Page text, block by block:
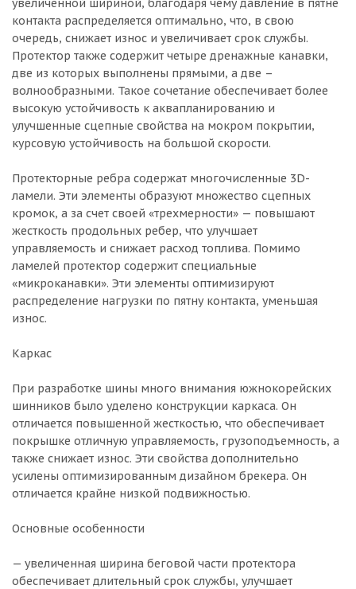
увеличенной шириной, благодаря чему давление в пятне
контакта распределяется оптимально, что, в свою
очередь, снижает износ и увеличивает срок службы.
Протектор также содержит четыре дренажные канавки,
две из которых выполнены прямыми, а две –
волнообразными. Такое сочетание обеспечивает более
высокую устойчивость к аквапланированию и
улучшенные сцепные свойства на мокром покрытии,
курсовую устойчивость на большой скорости.
Протекторные ребра содержат многочисленные 3D-
ламели. Эти элементы образуют множество сцепных
кромок, а за счет своей «трехмерности» — повышают
жесткость продольных ребер, что улучшает
управляемость и снижает расход топлива. Помимо
ламелей протектор содержит специальные
«микроканавки». Эти элементы оптимизируют
распределение нагрузки по пятну контакта, уменьшая
износ.
Каркас
При разработке шины много внимания южнокорейских
шинников было уделено конструкции каркаса. Он
отличается повышенной жесткостью, что обеспечивает
покрышке отличную управляемость, грузоподъемность, а
также снижает износ. Эти свойства дополнительно
усилены оптимизированным дизайном брекера. Он
отличается крайне низкой подвижностью.
Основные особенности
— увеличенная ширина беговой части протектора
обеспечивает длительный срок службы, улучшает